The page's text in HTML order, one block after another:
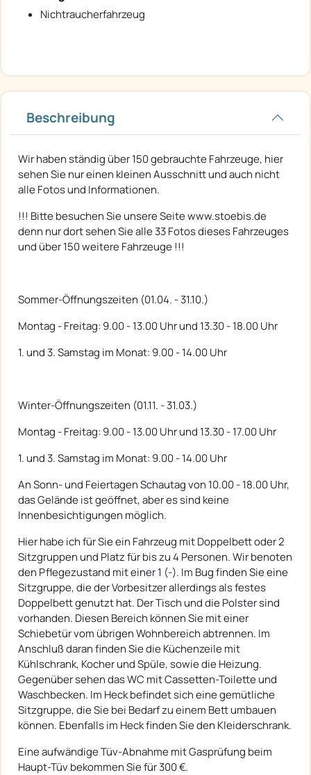
Nichtraucherfahrzeug
Beschreibung
Wir haben ständig über 150 gebrauchte Fahrzeuge, hier
sehen Sie nur einen kleinen Ausschnitt und auch nicht
alle Fotos und Informationen.
!!! Bitte besuchen Sie unsere Seite www.stoebis.de
denn nur dort sehen Sie alle 33 Fotos dieses Fahrzeuges
und über 150 weitere Fahrzeuge !!!
Sommer-Öffnungszeiten (01.04. - 31.10.)
Montag - Freitag: 9.00 - 13.00 Uhr und 13.30 - 18.00 Uhr
1. und 3. Samstag im Monat: 9.00 - 14.00 Uhr
Winter-Öffnungszeiten (01.11. - 31.03.)
Montag - Freitag: 9.00 - 13.00 Uhr und 13.30 - 17.00 Uhr
1. und 3. Samstag im Monat: 9.00 - 14.00 Uhr
An Sonn- und Feiertagen Schautag von 10.00 - 18.00 Uhr,
das Gelände ist geöffnet, aber es sind keine
Innenbesichtigungen möglich.
Hier habe ich für Sie ein Fahrzeug mit Doppelbett oder 2
Sitzgruppen und Platz für bis zu 4 Personen. Wir benoten
den Pflegezustand mit einer 1 (-). Im Bug finden Sie eine
Sitzgruppe, die der Vorbesitzer allerdings als festes
Doppelbett genutzt hat. Der Tisch und die Polster sind
vorhanden. Diesen Bereich können Sie mit einer
Schiebetür vom übrigen Wohnbereich abtrennen. Im
Anschluß daran finden Sie die Küchenzeile mit
Kühlschrank, Kocher und Spüle, sowie die Heizung.
Gegenüber sehen das WC mit Cassetten-Toilette und
Waschbecken. Im Heck befindet sich eine gemütliche
Sitzgruppe, die Sie bei Bedarf zu einem Bett umbauen
können. Ebenfalls im Heck finden Sie den Kleiderschrank.
Eine aufwändige Tüv-Abnahme mit Gasprüfung beim
Haupt-Tüv bekommen Sie für 300 €.